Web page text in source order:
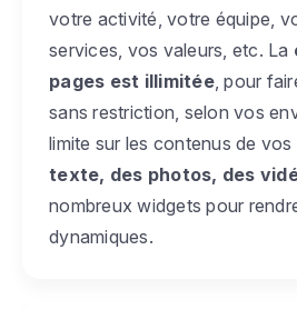
votre activité, votre équipe,
services, vos valeurs, etc. La
pages est illimitée, pour
sans restriction, selon vos
limite sur les contenus de
texte, des photos, des
nombreux widgets pour
dynamiques.